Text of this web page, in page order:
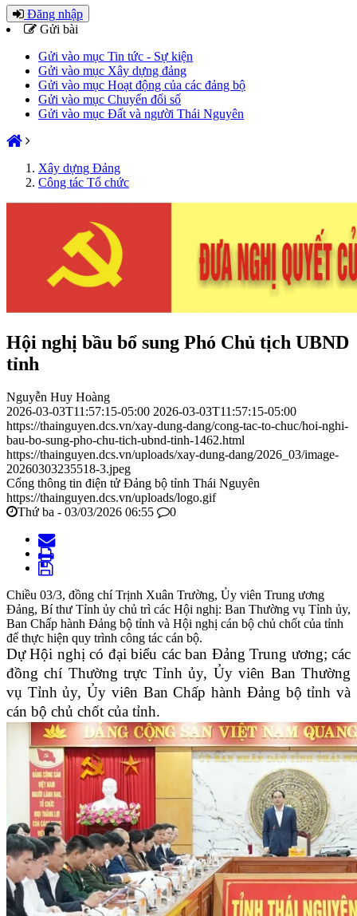
Đăng nhập
Gửi bài
Gửi vào mục Tin tức - Sự kiện
Gửi vào mục Xây dựng đảng
Gửi vào mục Hoạt động của các đảng bộ
Gửi vào mục Chuyển đổi số
Gửi vào mục Đất và người Thái Nguyên
Xây dựng Đảng
Công tác Tổ chức
Hội nghị bầu bổ sung Phó Chủ tịch UBND
tỉnh
Nguyễn Huy Hoàng
2026-03-03T11:57:15-05:00 2026-03-03T11:57:15-05:00
https://thainguyen.dcs.vn/xay-dung-dang/cong-tac-to-chuc/hoi-nghi-
bau-bo-sung-pho-chu-tich-ubnd-tinh-1462.html
https://thainguyen.dcs.vn/uploads/xay-dung-dang/2026_03/image-
20260303235518-3.jpeg
Cổng thông tin điện tử Đảng bộ tỉnh Thái Nguyên
https://thainguyen.dcs.vn/uploads/logo.gif
Thứ ba - 03/03/2026 06:55
0
Chiều 03/3, đồng chí Trịnh Xuân Trường, Ủy viên Trung ương
Đảng, Bí thư Tỉnh ủy chủ trì các Hội nghị: Ban Thường vụ Tỉnh ủy,
Ban Chấp hành Đảng bộ tỉnh và Hội nghị cán bộ chủ chốt của tỉnh
để thực hiện quy trình công tác cán bộ.
Dự Hội nghị có đại biểu các ban Đảng Trung ương; các
đồng chí Thường trực Tỉnh ủy, Ủy viên Ban Thường
vụ Tỉnh ủy, Ủy viên Ban Chấp hành Đảng bộ tỉnh và
cán bộ chủ chốt của tỉnh.